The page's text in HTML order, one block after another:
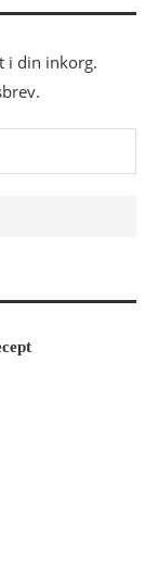
i din inkorg.